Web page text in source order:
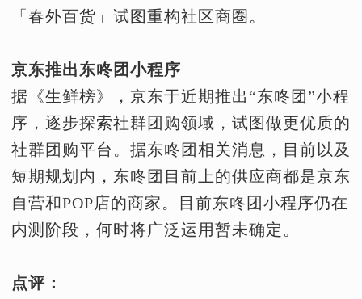
「春外百货」试图重构社区商圈。
京东推出东咚团小程序
据《生鲜榜》，京东于近期推出“东咚团”小程
序，逐步探索社群团购领域，试图做更优质的
社群团购平台。据东咚团相关消息，目前以及
短期规划内，东咚团目前上的供应商都是京东
自营和POP店的商家。目前东咚团小程序仍在
内测阶段，何时将广泛运用暂未确定。
点评：